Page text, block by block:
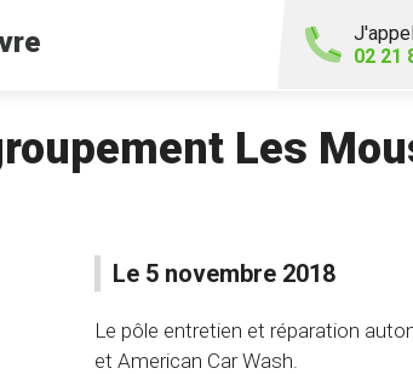
02 21
Les
Le 5 novembre 2018
Le pôle entretien et réparation
et American Car Wash.